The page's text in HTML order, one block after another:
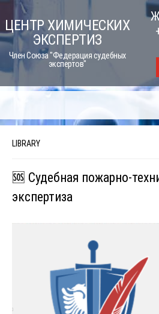
Skip
to
content
ЦЕНТР ХИМИЧЕСКИХ
ЭКСПЕРТИЗ
Член Союза "Федерация судебных
экспертов"
LIBRARY
🆘 Судебная пожарно-
экспертиза